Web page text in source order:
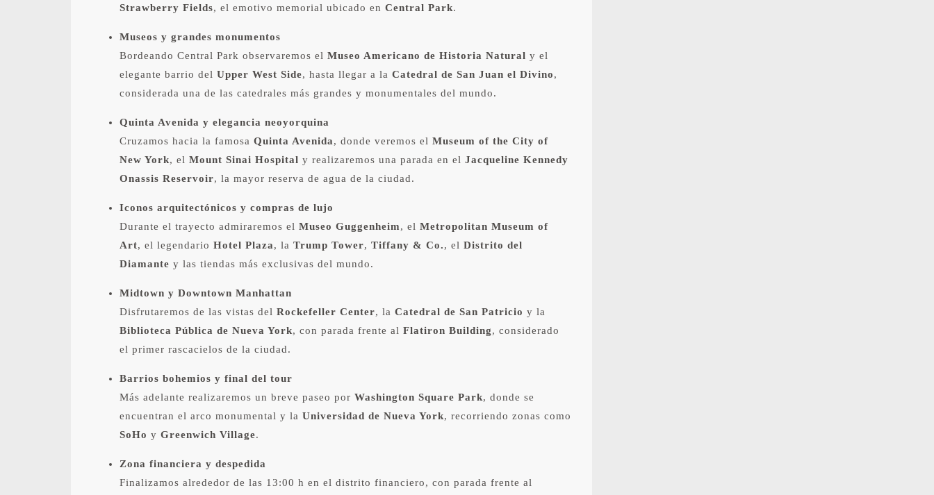
Strawberry Fields, el emotivo memorial ubicado en Central Park.
Museos y grandes monumentos
Bordeando Central Park observaremos el Museo Americano de Historia Natural y el
elegante barrio del Upper West Side, hasta llegar a la Catedral de San Juan el Divino,
considerada una de las catedrales más grandes y monumentales del mundo.
Quinta Avenida y elegancia neoyorquina
Cruzamos hacia la famosa Quinta Avenida, donde veremos el Museum of the City of
New York, el Mount Sinai Hospital y realizaremos una parada en el Jacqueline Kennedy
Onassis Reservoir, la mayor reserva de agua de la ciudad.
Iconos arquitectónicos y compras de lujo
Durante el trayecto admiraremos el Museo Guggenheim, el Metropolitan Museum of
Art, el legendario Hotel Plaza, la Trump Tower, Tiffany & Co., el Distrito del
Diamante y las tiendas más exclusivas del mundo.
Midtown y Downtown Manhattan
Disfrutaremos de las vistas del Rockefeller Center, la Catedral de San Patricio y la
Biblioteca Pública de Nueva York, con parada frente al Flatiron Building, considerado
el primer rascacielos de la ciudad.
Barrios bohemios y final del tour
Más adelante realizaremos un breve paseo por Washington Square Park, donde se
encuentran el arco monumental y la Universidad de Nueva York, recorriendo zonas como
SoHo y Greenwich Village.
Zona financiera y despedida
Finalizamos alrededor de las 13:00 h en el distrito financiero, con parada frente al